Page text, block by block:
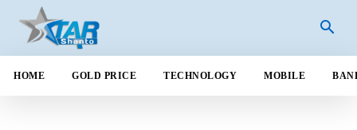
HOME GOLD PRICE TECHNOLOGY MOBILE